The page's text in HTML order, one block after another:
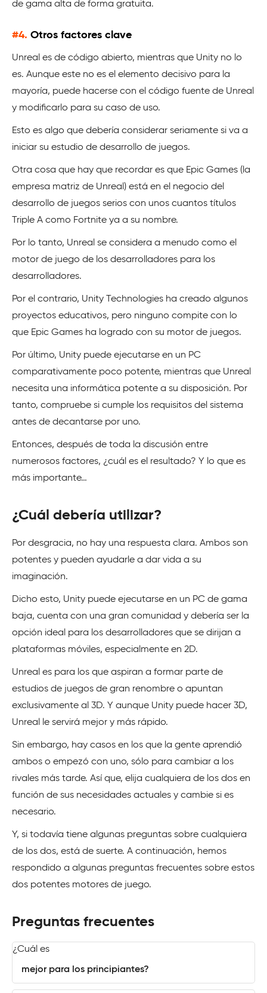
de gama alta de forma gratuita.
#4. Otros factores clave
Unreal es de código abierto, mientras que Unity no lo
es. Aunque este no es el elemento decisivo para la
mayoría, puede hacerse con el código fuente de Unreal
y modificarlo para su caso de uso.
Esto es algo que debería considerar seriamente si va a
iniciar su estudio de desarrollo de juegos.
Otra cosa que hay que recordar es que Epic Games (la
empresa matriz de Unreal) está en el negocio del
desarrollo de juegos serios con unos cuantos títulos
Triple A como Fortnite ya a su nombre.
Por lo tanto, Unreal se considera a menudo como el
motor de juego de los desarrolladores para los
desarrolladores.
Por el contrario, Unity Technologies ha creado algunos
proyectos educativos, pero ninguno compite con lo
que Epic Games ha logrado con su motor de juegos.
Por último, Unity puede ejecutarse en un PC
comparativamente poco potente, mientras que Unreal
necesita una informática potente a su disposición. Por
tanto, compruebe si cumple los requisitos del sistema
antes de decantarse por uno.
Entonces, después de toda la discusión entre
numerosos factores, ¿cuál es el resultado? Y lo que es
más importante…
¿Cuál debería utilizar?
Por desgracia, no hay una respuesta clara. Ambos son
potentes y pueden ayudarle a dar vida a su
imaginación.
Dicho esto, Unity puede ejecutarse en un PC de gama
baja, cuenta con una gran comunidad y debería ser la
opción ideal para los desarrolladores que se dirijan a
plataformas móviles, especialmente en 2D.
Unreal es para los que aspiran a formar parte de
estudios de juegos de gran renombre o apuntan
exclusivamente al 3D. Y aunque Unity puede hacer 3D,
Unreal le servirá mejor y más rápido.
Sin embargo, hay casos en los que la gente aprendió
ambos o empezó con uno, sólo para cambiar a los
rivales más tarde. Así que, elija cualquiera de los dos en
función de sus necesidades actuales y cambie si es
necesario.
Y, si todavía tiene algunas preguntas sobre cualquiera
de los dos, está de suerte. A continuación, hemos
respondido a algunas preguntas frecuentes sobre estos
dos potentes motores de juego.
Preguntas frecuentes
¿Cuál es
mejor para los principiantes?